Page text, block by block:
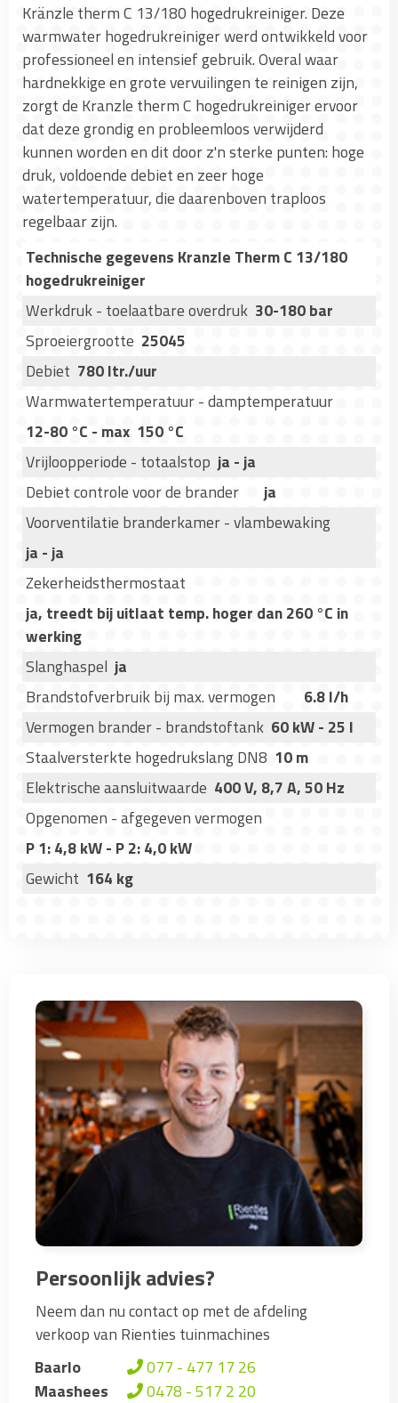
Kränzle therm C 13/180 hogedrukreiniger. Deze
warmwater hogedrukreiniger werd ontwikkeld voor
professioneel en intensief gebruik. Overal waar
hardnekkige en grote vervuilingen te reinigen zijn,
zorgt de Kranzle therm C hogedrukreiniger ervoor
dat deze grondig en probleemloos verwijderd
kunnen worden en dit door z'n sterke punten: hoge
druk, voldoende debiet en zeer hoge
watertemperatuur, die daarenboven traploos
regelbaar zijn.
Technische gegevens Kranzle Therm C 13/180
hogedrukreiniger
Werkdruk - toelaatbare overdruk 30-180 bar
Sproeiergrootte 25045
Debiet 780 ltr./uur
Warmwatertemperatuur - damptemperatuur
12-80 °C - max 150 °C
Vrijloopperiode - totaalstop ja - ja
Debiet controle voor de brander
ja
Voorventilatie branderkamer - vlambewaking
ja - ja
Zekerheidsthermostaat
ja, treedt bij uitlaat temp. hoger dan 260 °C in
werking
Slanghaspel ja
Brandstofverbruik bij max. vermogen
6.8 l/h
Vermogen brander - brandstoftank 60 kW - 25 l
Staalversterkte hogedrukslang DN8 10 m
Elektrische aansluitwaarde 400 V, 8,7 A, 50 Hz
Opgenomen - afgegeven vermogen
P 1: 4,8 kW - P 2: 4,0 kW
Gewicht 164 kg
Persoonlijk advies?
Neem dan nu contact op met de afdeling
verkoop van Rienties tuinmachines
Baarlo
077 - 477 17 26
Maashees
0478 - 517 2 20